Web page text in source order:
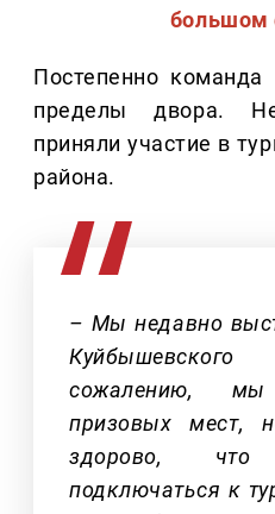
большом
Постепенно
пределы двора.
приняли участие в
района.
– Мы недавно
сожалению,
призовых мест,
здорово,
подключаться к